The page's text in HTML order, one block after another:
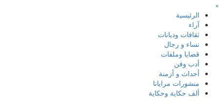
×
الرئيسية
آراء
ثقافات وديانات
نساء و رجال
قضايا وملفات
أدب وفن
أحداث و أزمنة
منشورات مرايانا
ألف حكاية وحكاية